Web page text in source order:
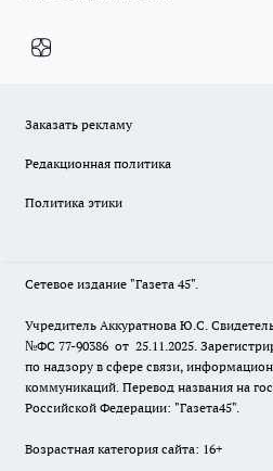
Заказать рекламу
Редакционная политика
Политика этики
Сетевое издание "Газета 45".
Учредитель Аккуратнова Ю.С.
№ФС 77-90386 от 25.11.2025.
по надзору в сфере связи,
коммуникаций. Перевод названия на
Российской Федерации: "Газета45".
Возрастная категория сайта: 16+